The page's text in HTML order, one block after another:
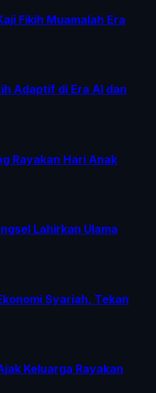
Fikih Muamalah Era
Adaptif di Era AI dan
Rayakan Hari Anak
Lahirkan Ulama
Syariah, Tekan
Keluarga Rayakan